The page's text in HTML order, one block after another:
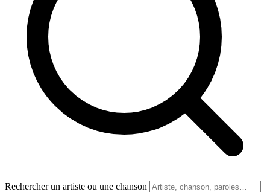
Rechercher un artiste ou une chanson